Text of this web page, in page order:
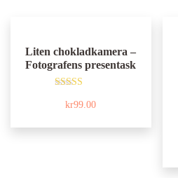
Liten chokladkamera –
Fotografens presentask
4.80
kr99.00